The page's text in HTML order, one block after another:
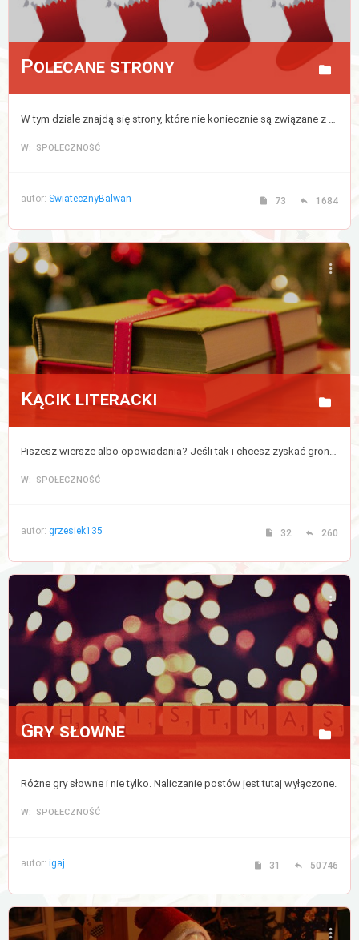
Polecane strony
W tym dziale znajdą się strony, które nie koniecznie są związane z tematyką świąteczną, lecz są przez nas gorąco polecane.
W: SPOŁECZNOŚĆ
autor: SwiatecznyBalwan 73 1684
Kącik literacki
Piszesz wiersze albo opowiadania? Jeśli tak i chcesz zyskać grono czytelników to opublikuj tutaj swoją twórczość.
W: SPOŁECZNOŚĆ
autor: grzesiek135 32 260
Gry słowne
Różne gry słowne i nie tylko. Naliczanie postów jest tutaj wyłączone.
W: SPOŁECZNOŚĆ
autor: igaj 31 50746